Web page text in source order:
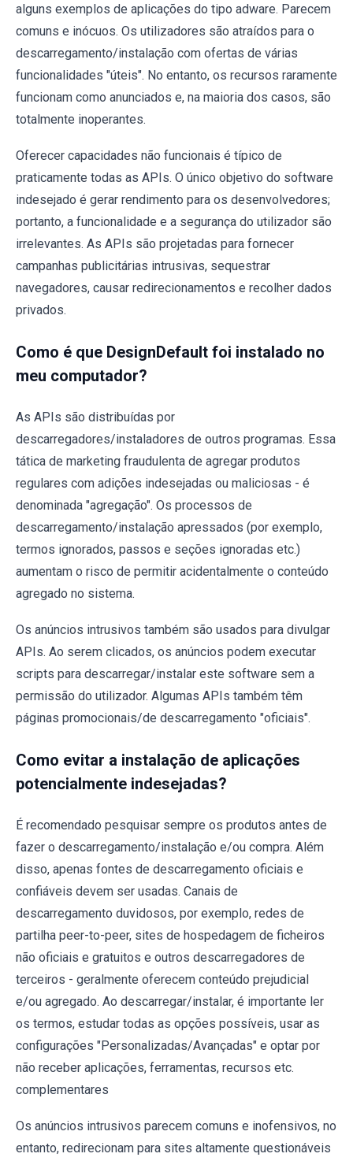
alguns exemplos de aplicações do tipo adware. Parecem
comuns e inócuos. Os utilizadores são atraídos para o
descarregamento/instalação com ofertas de várias
funcionalidades "úteis". No entanto, os recursos raramente
funcionam como anunciados e, na maioria dos casos, são
totalmente inoperantes.
Oferecer capacidades não funcionais é típico de
praticamente todas as APIs. O único objetivo do software
indesejado é gerar rendimento para os desenvolvedores;
portanto, a funcionalidade e a segurança do utilizador são
irrelevantes. As APIs são projetadas para fornecer
campanhas publicitárias intrusivas, sequestrar
navegadores, causar redirecionamentos e recolher dados
privados.
Como é que DesignDefault foi instalado no
meu computador?
As APIs são distribuídas por
descarregadores/instaladores de outros programas. Essa
tática de marketing fraudulenta de agregar produtos
regulares com adições indesejadas ou maliciosas - é
denominada "agregação". Os processos de
descarregamento/instalação apressados ​​(por exemplo,
termos ignorados, passos e seções ignoradas etc.)
aumentam o risco de permitir acidentalmente o conteúdo
agregado no sistema.
Os anúncios intrusivos também são usados ​​para divulgar
APIs. Ao serem clicados, os anúncios podem executar
scripts para descarregar/instalar este software sem a
permissão do utilizador. Algumas APIs também têm
páginas promocionais/de descarregamento "oficiais".
Como evitar a instalação de aplicações
potencialmente indesejadas?
É recomendado pesquisar sempre os produtos antes de
fazer o descarregamento/instalação e/ou compra. Além
disso, apenas fontes de descarregamento oficiais e
confiáveis ​​devem ser usadas. Canais de
descarregamento duvidosos, por exemplo, redes de
partilha peer-to-peer, sites de hospedagem de ficheiros
não oficiais e gratuitos e outros descarregadores de
terceiros - geralmente oferecem conteúdo prejudicial
e/ou agregado. Ao descarregar/instalar, é importante ler
os termos, estudar todas as opções possíveis, usar as
configurações "Personalizadas/Avançadas" e optar por
não receber aplicações, ferramentas, recursos etc.
complementares
Os anúncios intrusivos parecem comuns e inofensivos, no
entanto, redirecionam para sites altamente questionáveis ​​